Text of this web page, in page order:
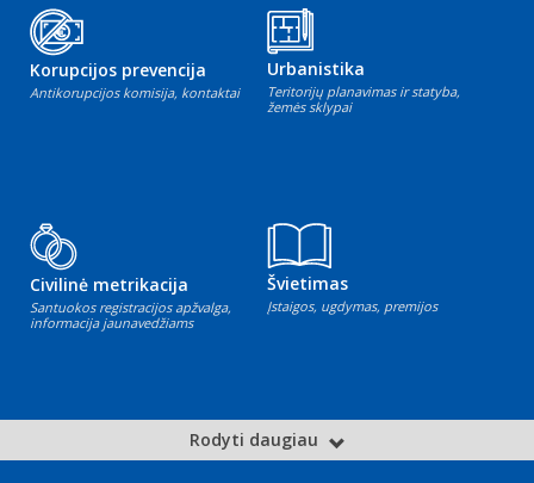
Korupcijos prevencija
Antikorupcijos komisija, kontaktai
Urbanistika
Teritorijų planavimas ir statyba,
žemės sklypai
Civilinė metrikacija
Santuokos registracijos apžvalga,
informacija jaunavedžiams
Švietimas
Įstaigos, ugdymas, premijos
Rodyti daugiau